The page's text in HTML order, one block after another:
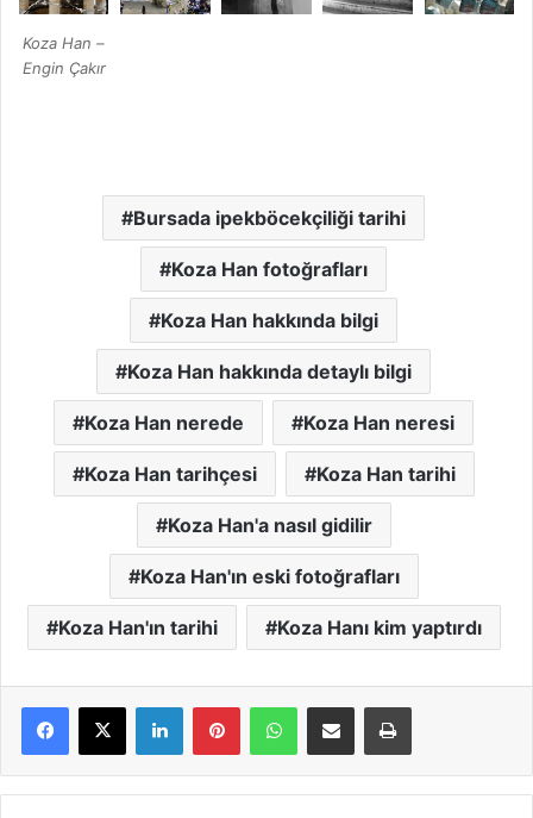
Koza Han –
Engin Çakır
Bursada ipekböcekçiliği tarihi
Koza Han fotoğrafları
Koza Han hakkında bilgi
Koza Han hakkında detaylı bilgi
Koza Han nerede Koza Han neresi
Koza Han tarihçesi Koza Han tarihi
Koza Han'a nasıl gidilir
Koza Han'ın eski fotoğrafları
Koza Han'ın tarihi Koza Hanı kim yaptırdı